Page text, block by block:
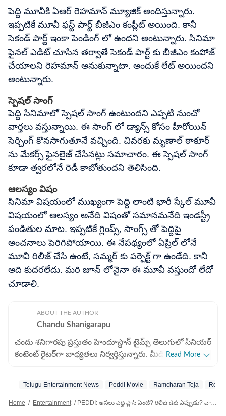
పెద్ది మూవీకి ఏఆర్ రెహమాన్ మ్యూజిక్ అందిస్తున్నారు.
ఇప్పటికే మూవీ ఫస్ట్ పార్ట్ బీజీఎం కంప్లీట్ అయింది. కానీ
సెకండ్ పార్ట్ ఇంకా పెండింగ్ లో ఉందని అంటున్నారు. సినిమా
ఫైనల్ ఎడిట్ చూసిన తర్వాతే సెకండ్ పార్ట్ కు బీజీఎం కంపోజ్
చేయాలని రెహమాన్ అనుకున్నాటా. అందుకే లేట్ అయిందని
అంటున్నారు.
స్పెషల్ సాంగ్
పెద్ది సినిమాలో స్పెషల్ సాంగ్ ఉంటుందని ఎప్పటి నుంచో
వార్తలు వస్తున్నాయి. ఈ సాంగ్ లో డ్యాన్స్ కోసం హీరోయిన్
సెర్చింగ్ కొనసాగుతూనే వచ్చింది. చివరకు మృణాల్ ఠాకూర్‌
ను మేకర్స్ ఫైనలైజ్ చేసినట్లు సమాచారం. ఈ స్పెషల్ సాంగ్
కూడా త్వరలోనే రెడీ కాబోతుందని తెలిసింది.
ఆలస్యం విషం
సినిమా విషయంలో ముఖ్యంగా పెద్ది లాంటి భారీ స్కేల్ మూవీ
విషయంలో ఆలస్యం అనేది విషంతో సమానమనేది ఇండస్ట్రీ
పండితుల మాట. ఇప్పటికే గ్లింప్స్, సాంగ్స్ తో పెద్దిపై
అంచనాలు పెరిగిపోయాయి. ఈ నేపథ్యంలో ఏప్రిల్ లోనే
మూవీ రిలీజ్ చేసి ఉంటే, సమ్మర్ కు పర్ఫెక్ట్ గా ఉండేది. కానీ
అది కుదరలేదు. మరి జూన్ లోనైనా ఈ మూవీ వస్తుందో లేదో
చూడాలి.
ABOUT THE AUTHOR
Chandu Shanigarapu
చందు శనిగారపు ప్రస్తుతం హిందూస్థాన్ టైమ్స్ తెలుగులో సీనియర్
కంటెంట్ రైట‌ర్‌గా బాధ్యతలు నిర్వర్తిస్తున్నారు. మీడియా రంగంలో
క్రికెట్ విశ్లేషణలను చదివించేలా ఇవ్వడం ఆయన ప్రత్యేకత. మ్యాచ్
Read More
Telugu Entertainment News Peddi Movie Ramcharan Teja
Home / Entertainment / PEDDI: అసలు పెద్ది ప్లాన్ ఏంటీ? రిలీజ్ డేట్ ఎప్పుడు? వాయిదాకు కారణాలు ఇవేనా?